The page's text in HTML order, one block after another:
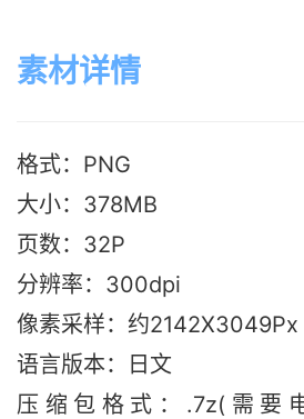
素材详情
格式：PNG
大小：378MB
页数：32P
分辨率：300dpi
像素采样：约2142X3049Px
语言版本：日文
压缩包格式：.7z(需要